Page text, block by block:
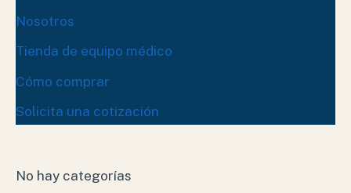
Nosotros
Tienda de equipo médico
Cómo comprar
Solicita una cotización
No hay categorías